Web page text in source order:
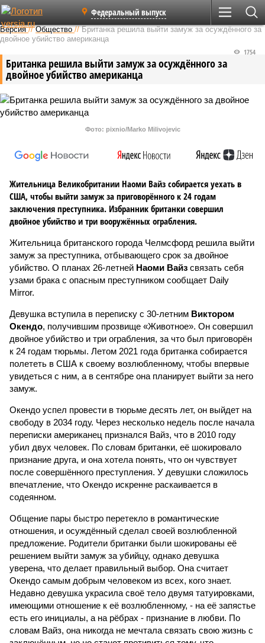
Федеральный выпуск
Версия //Общество //Британка решила выйти замуж за осуждённого за
двойное убийство американца
Британка решила выйти замуж за осуждённого за
двойное убийство американца
1754
Фото: pixnio/Marko Milivojevic
Жительница Великобритании Наоми Вайз собирается уехать в
США, чтобы выйти замуж за приговорённого к 24 годам
заключения преступника. Избранник британки совершил
двойное убийство и три вооружённых ограбления.
Жительница британского города Челмсфорд решила выйти
замуж за преступника, отбывающего срок за двойное
убийство. О планах 26-летней Наоми Вайз связать себя
узами брака с опасным преступником сообщает Daily
Mirror.
Девушка вступила в переписку с 30-летним Виктором
Окендо, получившим прозвище «Животное». Он совершил
двойное убийство и три ограбления, за что был приговорён
к 24 годам тюрьмы. Летом 2021 года британка собирается
полететь в США к своему возлюбленному, чтобы впервые
увидеться с ним, а в сентябре она планирует выйти за него
замуж.
Окендо успел провести в тюрьме десять лет, он выйдет на
свободу в 2034 году. Через несколько недель после начала
переписки американец признался Вайз, что в 2010 году
убил двух человек. По словам британки, её шокировало
признание друга, и она хотела понять, что он чувствует
после совершённого преступления. У девушки сложилось
впечатление, что Окендо искренне раскаивается в
содеянном.
Общение пары быстро перетекло в романтические
отношения, и осуждённый сделал своей возлюбленной
предложение. Родители британки были шокированы её
решением выйти замуж за убийцу, однако девушка
уверена, что делает правильный выбор. Она считает
Окендо самым добрым человеком из всех, кого знает.
Недавно девушка украсила своё тело двумя татуировками,
имеющими отношение к её возлюбленному, - на её запястье
есть его инициалы, а на рёбрах - признание в любви. По
словам Вайз, она никогда не мечтала связать свою жизнь с